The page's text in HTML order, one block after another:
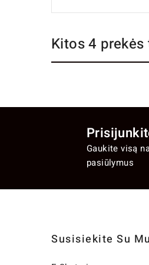
Kitos 4
Gaukite visą
pasiūlymus
Susisiekite Su